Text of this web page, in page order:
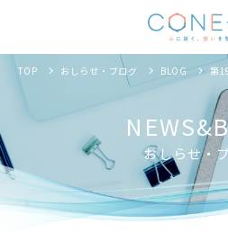
TOP おしらせ・ブログ BLOG 第19
おしらせ・